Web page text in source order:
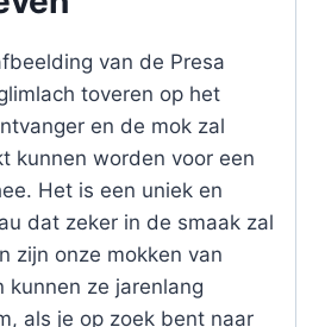
van de Presa
toveren op het
en de mok zal
kunnen worden voor een
Het is een uniek en
dat zeker in de smaak zal
zijn onze mokken van
kunnen ze jarenlang
als je op zoek bent naar